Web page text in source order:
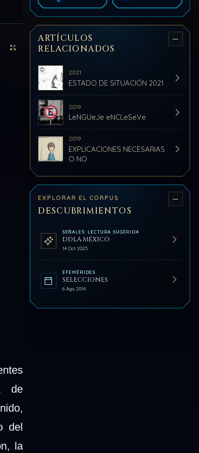
modo claro de lectura
Sin distracciones
de
del
la
ARTÍCULOS
RELACIONADOS
2021
ESTADO DE SITUACIÓN 2021
2019
LeNGUeJe eNCLeSeVe
2019
EXPLICACIONES NECESARIAS
O NO
EXPLORAR EL CORPUS
DESCUBRIMIENTOS
SEÑALES: LECTURA SUGERIDA
DDLA MÉXICO
14 Oct 2025
EFEMÉRIDES
SELECCIONES
6 Ago 2014